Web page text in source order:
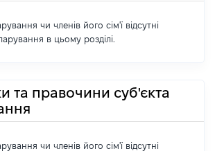
чи членів його сім'ї відсутні
в цьому розділі.
та правочини суб'єкта
чи членів його сім'ї відсутні